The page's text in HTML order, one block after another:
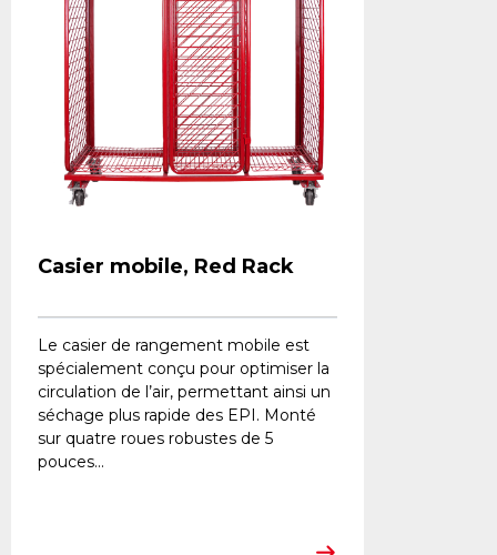
Casier mobile, Red Rack
Le casier de rangement mobile est
spécialement conçu pour optimiser la
circulation de l’air, permettant ainsi un
séchage plus rapide des EPI. Monté
sur quatre roues robustes de 5
pouces...